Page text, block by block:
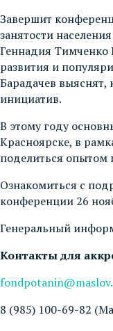
Завершит
занятости
Геннадия Тимченко
развития и
Барадачев
инициатив.
В этому году
Красноярске, в
поделиться опытом
Ознакомиться с
конференции 26
Генеральный
Контакты для
8 (985) 100-69-82